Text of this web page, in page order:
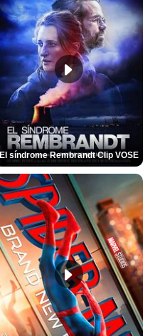
El síndrome Rembrandt Clip VOSE